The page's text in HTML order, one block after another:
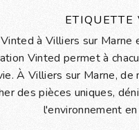
à Villiers sur Marne
Vinted permet à
À Villiers sur Marne,
des pièces uniques,
l'environnement